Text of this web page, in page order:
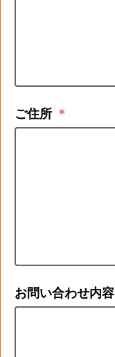
ご住所 ＊
お問い合わせ内容